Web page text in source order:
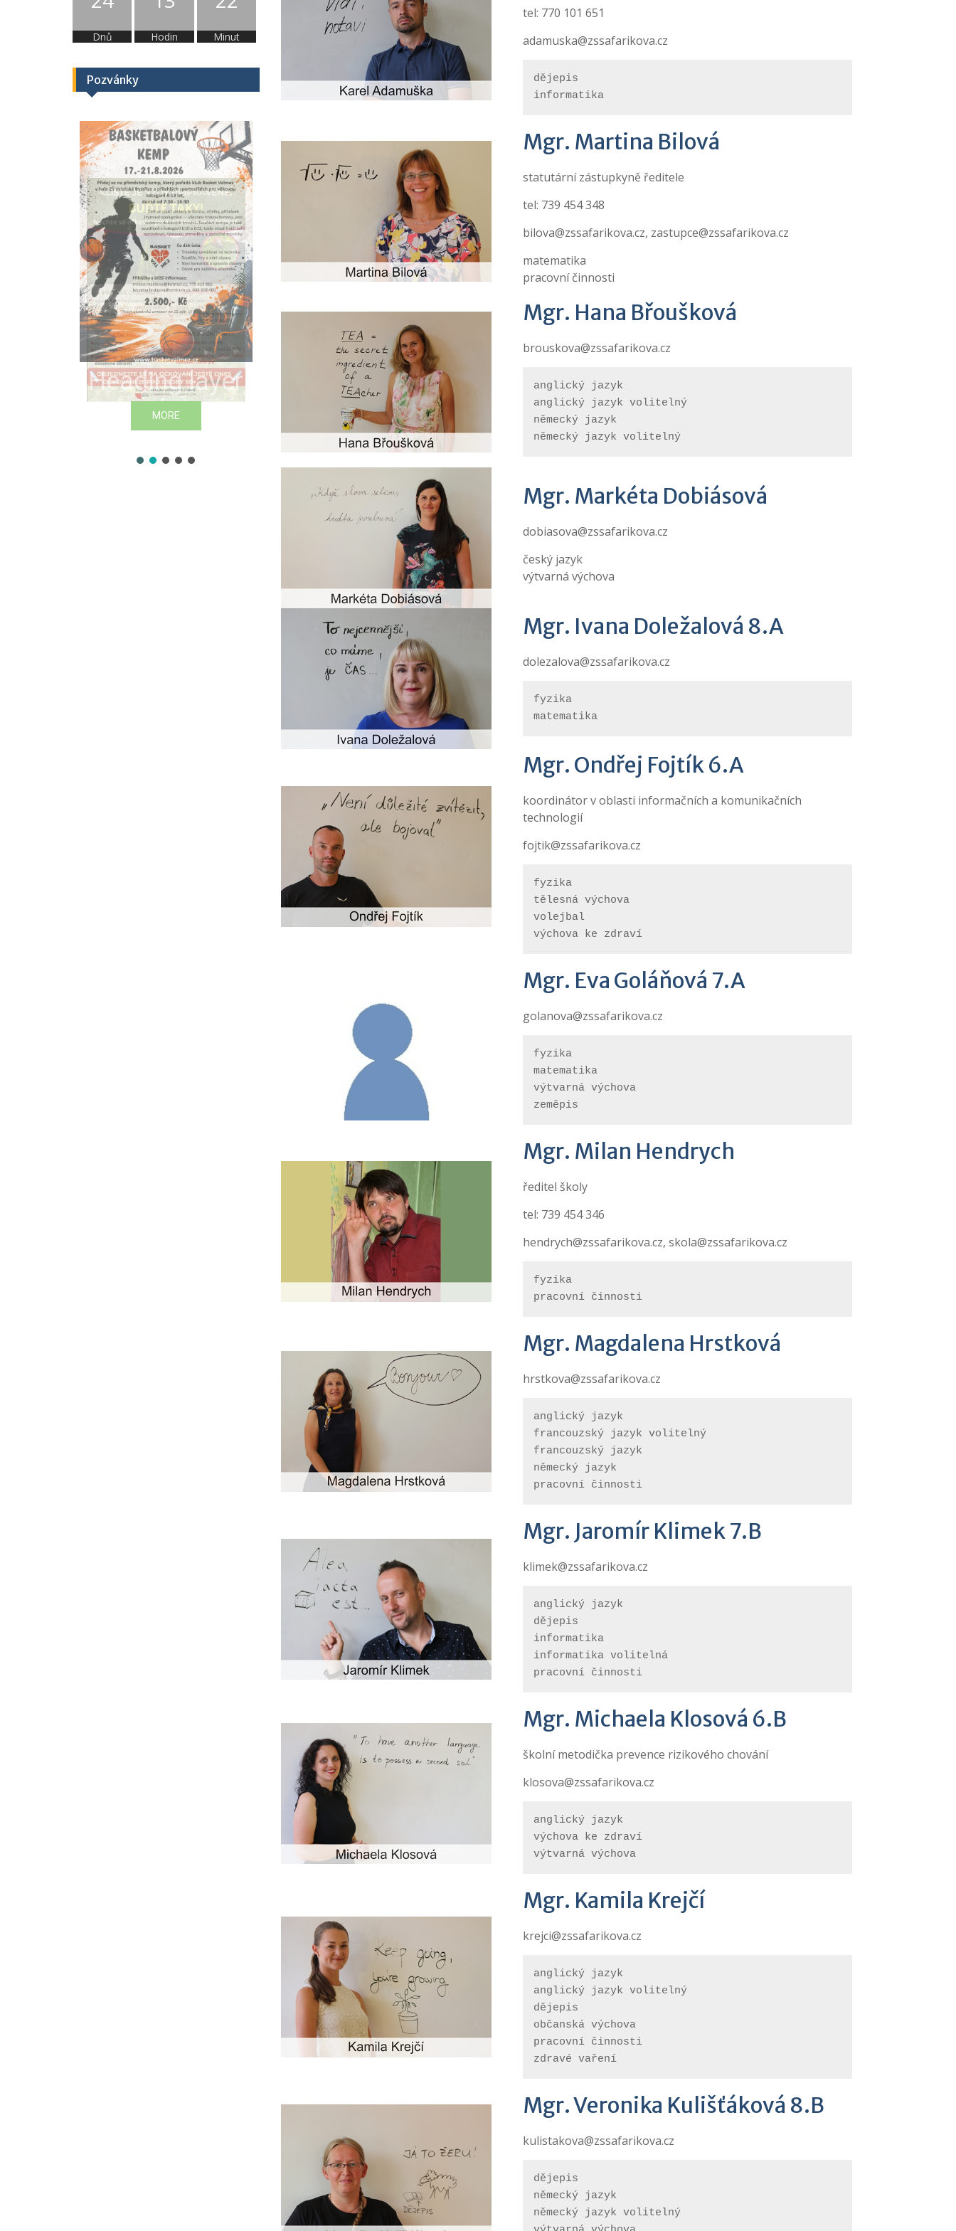
tel: 770 101 651
adamuska@zssafarikova.cz
dějepis
informatika
Mgr. Martina Bilová
statutární zástupkyně ředitele
tel: 739 454 348
bilova@zssafarikova.cz, zastupce@zssafarikova.cz
matematika
pracovní činnosti
Mgr. Hana Břoušková
brouskova@zssafarikova.cz
anglický jazyk
anglický jazyk volitelný
německý jazyk
německý jazyk volitelný
Mgr. Markéta Dobiásová
dobiasova@zssafarikova.cz
český jazyk
výtvarná výchova
Mgr. Ivana Doležalová 8.A
dolezalova@zssafarikova.cz
fyzika
matematika
Mgr. Ondřej Fojtík 6.A
koordinátor v oblasti informačních a komunikačních
technologií
fojtik@zssafarikova.cz
fyzika
tělesná výchova
volejbal
výchova ke zdraví
Mgr. Eva Goláňová 7.A
golanova@zssafarikova.cz
fyzika
matematika
výtvarná výchova
zeměpis
Mgr. Milan Hendrych
ředitel školy
tel: 739 454 346
hendrych@zssafarikova.cz, skola@zssafarikova.cz
fyzika
pracovní činnosti
Mgr. Magdalena Hrstková
hrstkova@zssafarikova.cz
anglický jazyk
francouzský jazyk volitelný
francouzský jazyk
německý jazyk
pracovní činnosti
Mgr. Jaromír Klimek 7.B
klimek@zssafarikova.cz
anglický jazyk
dějepis
informatika
informatika volitelná
pracovní činnosti
Mgr. Michaela Klosová 6.B
školní metodička prevence rizikového chování
klosova@zssafarikova.cz
anglický jazyk
výchova ke zdraví
výtvarná výchova
Mgr. Kamila Krejčí
krejci@zssafarikova.cz
anglický jazyk
anglický jazyk volitelný
dějepis
občanská výchova
pracovní činnosti
zdravé vaření
Mgr. Veronika Kulišťáková 8.B
kulistakova@zssafarikova.cz
dějepis
německý jazyk
německý jazyk volitelný
Dnů Hodin Minut
Pozvánky